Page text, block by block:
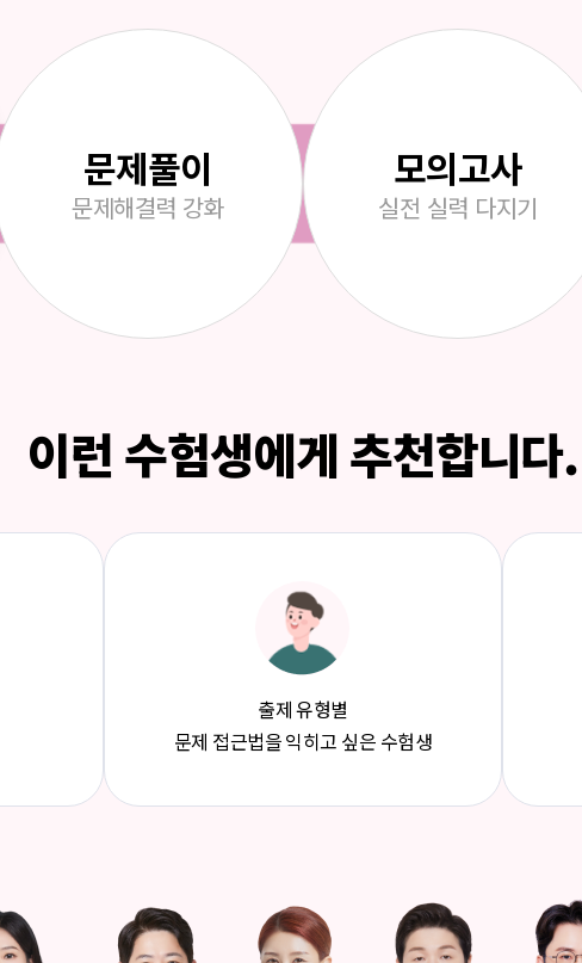
문제풀이
문제해결력 강화
모의고사
실전 실력 다지기
이런 수험생에게 추천합니다.
출제 유형별
문제 접근법을 익히고 싶은 수험생